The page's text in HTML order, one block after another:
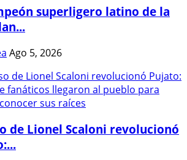
superligero latino de la
Ago 5, 2026
de Lionel Scaloni revolucionó